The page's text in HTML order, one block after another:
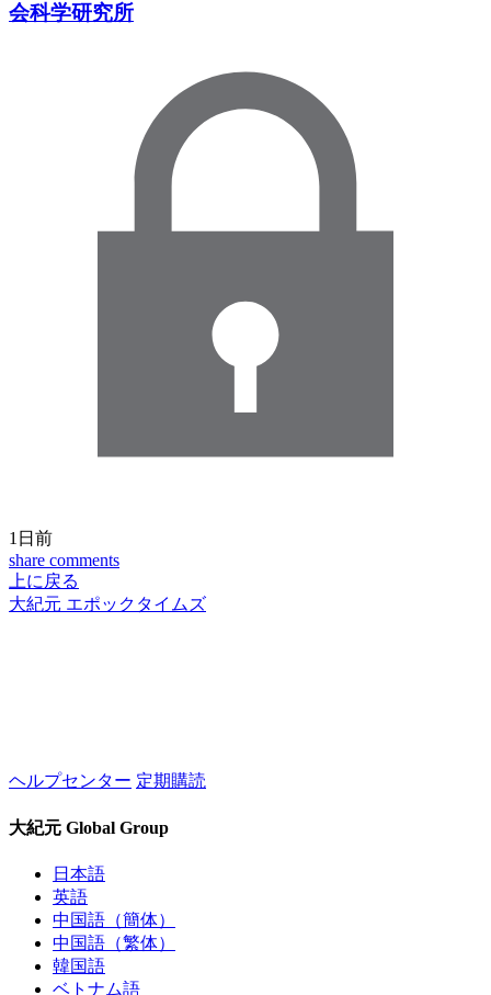
会科学研究所
1日前
share comments
上に戻る
大紀元 エポックタイムズ
ヘルプセンター 定期購読
大紀元 Global Group
日本語
英語
中国語（簡体）
中国語（繁体）
韓国語
ベトナム語